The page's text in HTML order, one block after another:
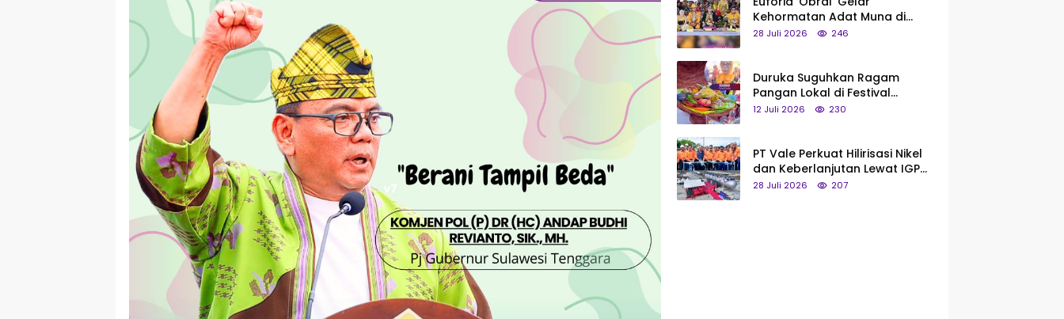
Kehormatan Adat Muna di
Silaturahmi KKMM, Ridwan Bae:
28 Juli 2026 246
Duruka Suguhkan Ragam
Pangan Lokal di Festival
Liangkobhori, Dari Umbi Rebus
12 Juli 2026 230
PT Vale Perkuat Hilirisasi Nikel
dan Keberlanjutan Lewat IGP
Morowali
28 Juli 2026 207